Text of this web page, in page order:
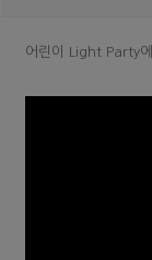
어린이 Light Party